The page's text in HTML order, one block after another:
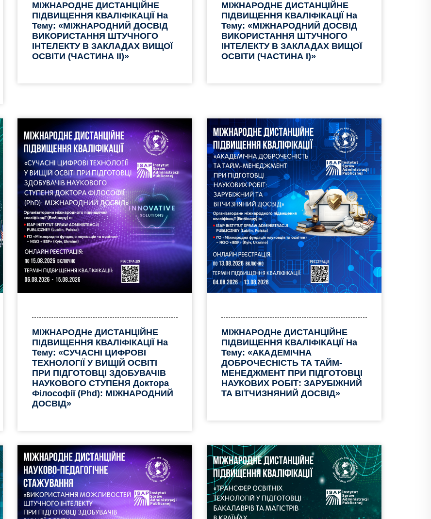
МІЖНАРОДНЕ ДИСТАНЦІЙНЕ
ПІДВИЩЕННЯ КВАЛІФІКАЦІЇ На
Тему: «МІЖНАРОДНИЙ ДОСВІД
ВИКОРИСТАННЯ ШТУЧНОГО
ІНТЕЛЕКТУ В ЗАКЛАДАХ ВИЩОЇ
ОСВІТИ (ЧАСТИНА II)»
МІЖНАРОДНЕ ДИСТАНЦІЙНЕ
ПІДВИЩЕННЯ КВАЛІФІКАЦІЇ На
Тему: «МІЖНАРОДНИЙ ДОСВІД
ВИКОРИСТАННЯ ШТУЧНОГО
ІНТЕЛЕКТУ В ЗАКЛАДАХ ВИЩОЇ
ОСВІТИ (ЧАСТИНА I)»
МІЖНАРОДНе ДИСТАНЦІЙНЕ
ПІДВИЩЕННЯ КВАЛІФІКАЦІЇ На
Тему: «СУЧАСНІ ЦИФРОВІ
ТЕХНОЛОГІЇ У ВИЩІЙ ОСВІТІ
ПРИ ПІДГОТОВЦІ ЗДОБУВАЧІВ
НАУКОВОГО СТУПЕНЯ Доктора
Філософії (phd): МІЖНАРОДНИЙ
ДОСВІД»
МІЖНАРОДНе ДИСТАНЦІЙНЕ
ПІДВИЩЕННЯ КВАЛІФІКАЦІЇ На
Тему: «АКАДЕМІЧНА
ДОБРОЧЕСНІСТЬ ТА ТАЙМ-
МЕНЕДЖМЕНТ ПРИ ПІДГОТОВЦІ
НАУКОВИХ РОБІТ: ЗАРУБІЖНИЙ
ТА ВІТЧИЗНЯНИЙ ДОСВІД»